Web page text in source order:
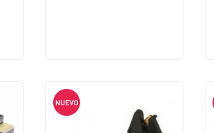
NUEVO